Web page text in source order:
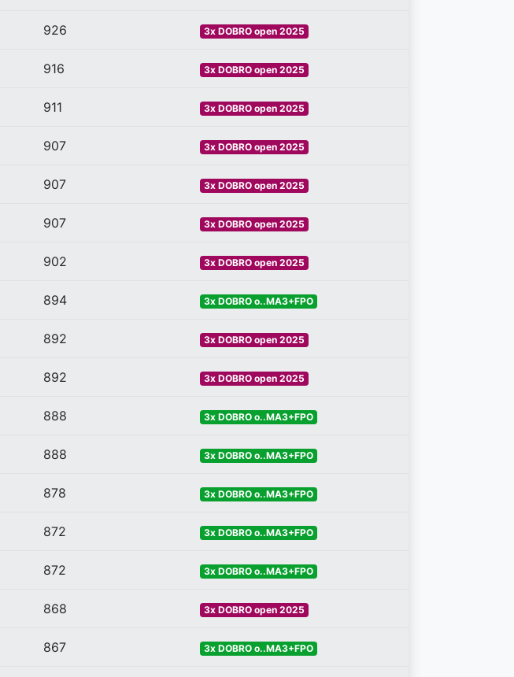
926 3x DOBRO open 2025
916 3x DOBRO open 2025
911 3x DOBRO open 2025
907 3x DOBRO open 2025
907 3x DOBRO open 2025
907 3x DOBRO open 2025
902 3x DOBRO open 2025
894 3x DOBRO o..MA3+FPO
892 3x DOBRO open 2025
892 3x DOBRO open 2025
888 3x DOBRO o..MA3+FPO
888 3x DOBRO o..MA3+FPO
878 3x DOBRO o..MA3+FPO
872 3x DOBRO o..MA3+FPO
872 3x DOBRO o..MA3+FPO
868 3x DOBRO open 2025
867 3x DOBRO o..MA3+FPO